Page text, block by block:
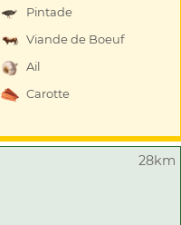
Pintade
Viande de Boeuf
Ail
Carotte
28km